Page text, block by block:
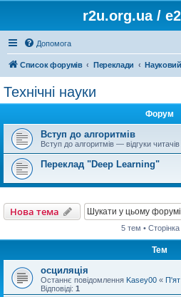
r2u.org.ua /
Допомога
Список форумів Переклади
Технічні науки
Форум
Вступ до алгоритмів
Вступ до алгоритмів — відгуки читачів
Переклад "Deep Learning"
Нова тема
5 тем • Сторінка
Тем
осциляція
Останнє повідомлення Kasey00 « П'ят
Відповіді: 1